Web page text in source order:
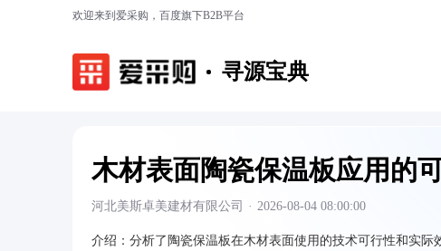
欢迎来到爱采购，百度旗下B2B平台
寻源宝典
木材表面陶瓷保温板应用的
河北美斯卓美建材有限公司 · 2026-08-04 08:00:00
介绍： 分析了陶瓷保温板在木材表面使用的技术可行性和实